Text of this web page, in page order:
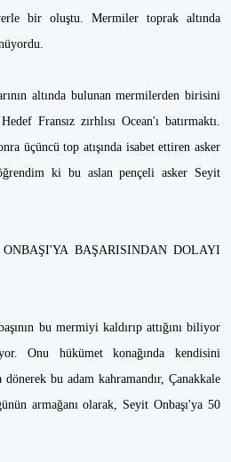
bir oluştu. Mermiler toprak altında
altında bulunan mermilerden birisini
Fransız zırhlısı Ocean'ı batırmaktı.
üçüncü top atışında isabet ettiren asker
ki bu aslan pençeli asker Seyit
BAŞARISINDAN DOLAYI
bu mermiyi kaldırıp attığını biliyor
Onu hükümet konağında kendisini
dönerek bu adam kahramandır, Çanakkale
armağanı olarak, Seyit Onbaşı'ya 50